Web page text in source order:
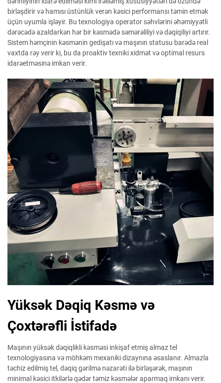
birləşdirir və hamısı üstünlük verən kəsici performansı təmin etmək
üçün uyumla işləyir. Bu texnologiya operator səhvlərini əhəmiyyətli
dərəcədə azaldarkən hər bir kəsmədə səmərəliliyi və dəqiqiliyi artırır.
Sistem həmçinin kəsmənin gedişatı və maşının statusu barədə real
vaxtda rəy verir ki, bu da proaktiv texniki xidmət və optimal resurs
idarəetməsinə imkan verir.
Yüksək Dəqiq Kəsmə və
Çoxtərəfli İstifadə
Maşının yüksək dəqiqlikli kəsməsi inkişaf etmiş almaz tel
texnologiyasına və möhkəm mexaniki dizaynına əsaslanır. Almazla
təchiz edilmiş tel, dəqiq gərilmə nəzarəti ilə birləşərək, maşının
minimal kəsici itkilərlə qədər təmiz kəsmələr aparmaq imkanı verir.